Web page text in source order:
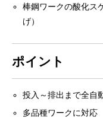
棒鋼ワークの酸化ス
げ）
ポイント
投入～排出まで全自
多品種ワークに対応